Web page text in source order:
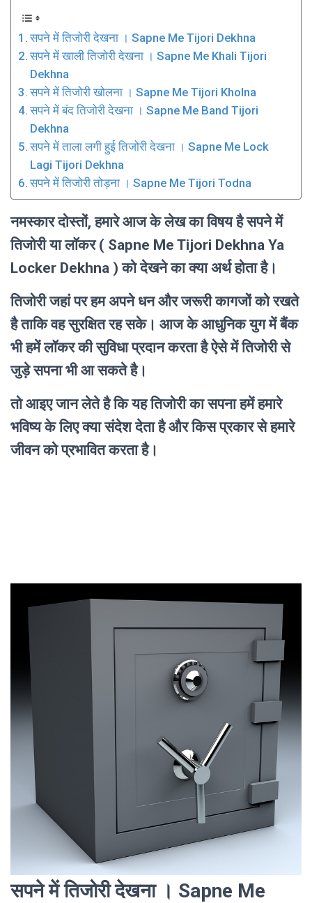
सपने में तिजोरी देखना । Sapne Me Tijori Dekhna
सपने में खाली तिजोरी देखना । Sapne Me Khali Tijori
Dekhna
सपने में तिजोरी खोलना । Sapne Me Tijori Kholna
सपने में बंद तिजोरी देखना । Sapne Me Band Tijori
Dekhna
सपने में ताला लगी हुई तिजोरी देखना । Sapne Me Lock
Lagi Tijori Dekhna
सपने में तिजोरी तोड़ना । Sapne Me Tijori Todna
नमस्कार दोस्तों, हमारे आज के लेख का विषय है सपने में
तिजोरी या लॉकर ( Sapne Me Tijori Dekhna Ya
Locker Dekhna ) को देखने का क्या अर्थ होता है।
तिजोरी जहां पर हम अपने धन और जरूरी कागजों को रखते
है ताकि वह सुरक्षित रह सके। आज के आधुनिक युग में बैंक
भी हमें लॉकर की सुविधा प्रदान करता है ऐसे में तिजोरी से
जुड़े सपना भी आ सकते है।
तो आइए जान लेते है कि यह तिजोरी का सपना हमें हमारे
भविष्य के लिए क्या संदेश देता है और किस प्रकार से हमारे
जीवन को प्रभावित करता है।
सपने में तिजोरी देखना । Sapne Me